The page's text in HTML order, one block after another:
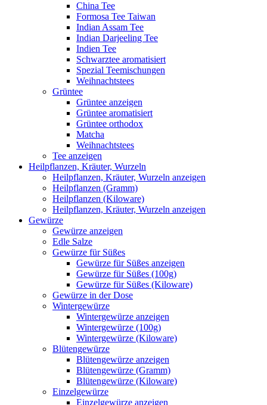
China Tee
Formosa Tee Taiwan
Indian Assam Tee
Indian Darjeeling Tee
Indien Tee
Schwarztee aromatisiert
Spezial Teemischungen
Weihnachtstees
Grüntee
Grüntee anzeigen
Grüntee aromatisiert
Grüntee orthodox
Matcha
Weihnachtstees
Tee anzeigen
Heilpflanzen, Kräuter, Wurzeln
Heilpflanzen, Kräuter, Wurzeln anzeigen
Heilpflanzen (Gramm)
Heilpflanzen (Kiloware)
Heilpflanzen, Kräuter, Wurzeln anzeigen
Gewürze
Gewürze anzeigen
Edle Salze
Gewürze für Süßes
Gewürze für Süßes anzeigen
Gewürze für Süßes (100g)
Gewürze für Süßes (Kiloware)
Gewürze in der Dose
Wintergewürze
Wintergewürze anzeigen
Wintergewürze (100g)
Wintergewürze (Kiloware)
Blütengewürze
Blütengewürze anzeigen
Blütengewürze (Gramm)
Blütengewürze (Kiloware)
Einzelgewürze
Einzelgewürze anzeigen